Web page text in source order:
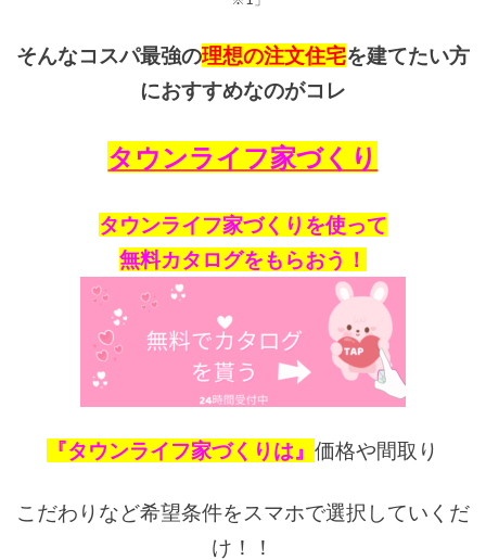
そんなコスパ最強の理想の注文住宅を建てたい方
におすすめなのがコレ
タウンライフ家づくり
タウンライフ家づくり を使って
無料カタログをもらおう！
『タウンライフ家づくりは』価格や間取り
こだわりなど希望条件をスマホで選択していくだ
け！！